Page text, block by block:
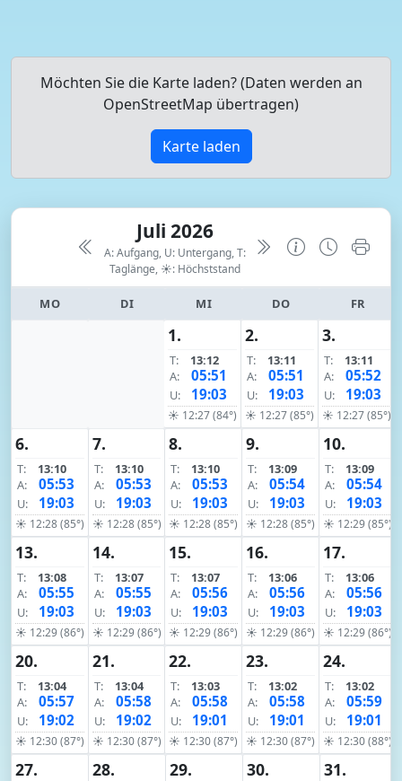
Möchten Sie die Karte laden? (Daten werden an
OpenStreetMap übertragen)
Karte laden
Juli 2026
A: Aufgang, U: Untergang, T:
Taglänge, ☀: Höchststand
MO DI MI DO FR
1.
T:
13:12
A:
05:51
U: 19:03
☀ 12:27 (84°)
2.
T:
13:11
A:
05:51
U: 19:03
☀ 12:27 (85°)
3.
T:
13:11
A:
05:52
U: 19:03
☀ 12:27 (85°)
6.
T:
13:10
A:
05:53
U: 19:03
☀ 12:28 (85°)
7.
T:
13:10
A:
05:53
U: 19:03
☀ 12:28 (85°)
8.
T:
13:10
A:
05:53
U: 19:03
☀ 12:28 (85°)
9.
T:
13:09
A:
05:54
U: 19:03
☀ 12:28 (85°)
10.
T:
13:09
A:
05:54
U: 19:03
☀ 12:29 (85°)
13.
T:
13:08
A:
05:55
U: 19:03
☀ 12:29 (86°)
14.
T:
13:07
A:
05:55
U: 19:03
☀ 12:29 (86°)
15.
T:
13:07
A:
05:56
U: 19:03
☀ 12:29 (86°)
16.
T:
13:06
A:
05:56
U: 19:03
☀ 12:29 (86°)
17.
T:
13:06
A:
05:56
U: 19:03
☀ 12:29 (86°)
20.
T:
13:04
A:
05:57
U: 19:02
☀ 12:30 (87°)
21.
T:
13:04
A:
05:58
U: 19:02
☀ 12:30 (87°)
22.
T:
13:03
A:
05:58
U: 19:01
☀ 12:30 (87°)
23.
T:
13:02
A:
05:58
U: 19:01
☀ 12:30 (87°)
24.
T:
13:02
A:
05:59
U: 19:01
☀ 12:30 (88°)
27. 28. 29. 30. 31.